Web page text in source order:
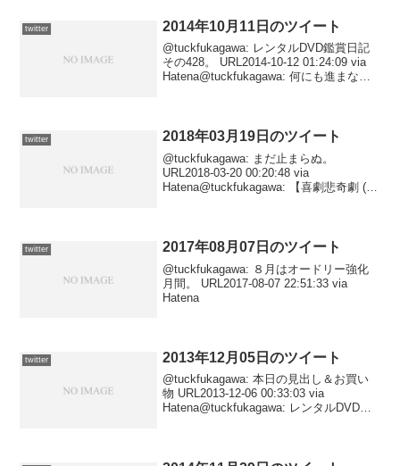
twitter 2014年10月11日のツイート
@tuckfukagawa: レンタルDVD鑑賞日記
その428。 URL2014-10-12 01:24:09 via
Hatena@tuckfukagawa: 何にも進まなん
twitter 2018年03月19日のツイート
@tuckfukagawa: まだ止まらぬ。
URL2018-03-20 00:20:48 via
Hatena@tuckfukagawa: 【喜劇悲奇劇 (創
twitter 2017年08月07日のツイート
@tuckfukagawa: ８月はオードリー強化
月間。 URL2017-08-07 22:51:33 via
Hatena
twitter 2013年12月05日のツイート
@tuckfukagawa: 本日の見出し＆お買い
物 URL2013-12-06 00:33:03 via
Hatena@tuckfukagawa: レンタルDVD鑑